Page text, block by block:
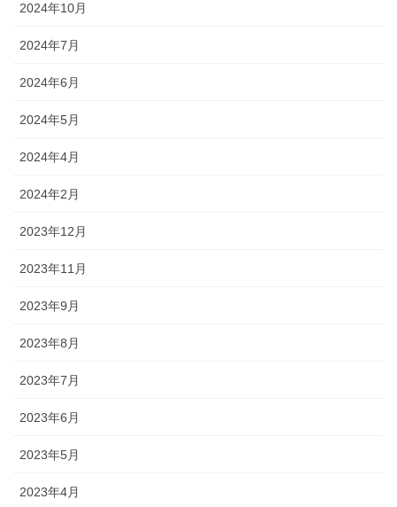
2024年10月
2024年7月
2024年6月
2024年5月
2024年4月
2024年2月
2023年12月
2023年11月
2023年9月
2023年8月
2023年7月
2023年6月
2023年5月
2023年4月